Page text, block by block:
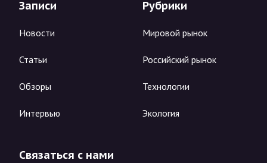
Записи
Новости
Статьи
Обзоры
Интервью
Рубрики
Мировой рынок
Российский рынок
Технологии
Экология
Связаться с нами